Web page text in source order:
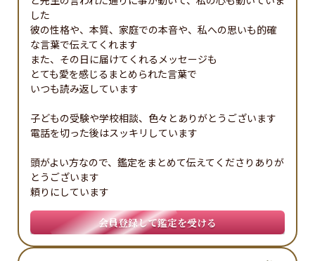
した
彼の性格や、本質、家庭での本音や、私への思いも的確
な言葉で伝えてくれます
また、その日に届けてくれるメッセージも
とても愛を感じるまとめられた言葉で
いつも読み返しています
子どもの受験や学校相談、色々とありがとうございます
電話を切った後はスッキリしています
頭がよい方なので、鑑定をまとめて伝えてくださりありが
とうございます
会員登録して鑑定を受ける